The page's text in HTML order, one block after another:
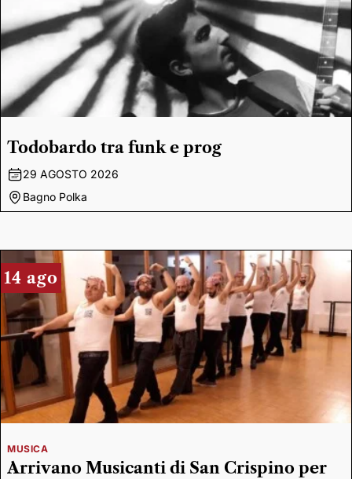
Todobardo tra funk e prog
29 AGOSTO 2026
Bagno Polka
14 ago
MUSICA
Arrivano Musicanti di San Crispino per